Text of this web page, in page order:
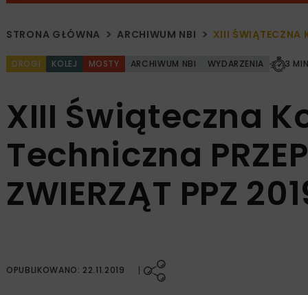
STRONA GŁÓWNA ARCHIWUM NBI XIII ŚWIĄTECZNA
DROGI KOLEJ MOSTY ARCHIWUM NBI WYDARZENIA 3
XIII Świąteczna
Techniczna
ZWIERZĄT PPZ
OPUBLIKOWANO: 22.11.2019